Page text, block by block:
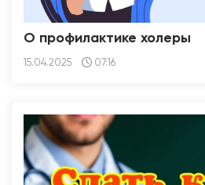
О профилактике холеры
15.04.2025 07:16